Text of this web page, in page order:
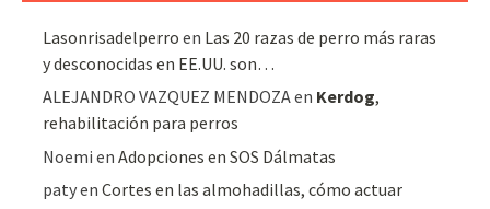
Lasonrisadelperro en Las 20 razas de perro más raras
y desconocidas en EE.UU. son…
ALEJANDRO VAZQUEZ MENDOZAen Kerdog,
rehabilitación para perros
Noemi enAdopciones en SOS Dálmatas
patyenCortes en las almohadillas, cómo actuar